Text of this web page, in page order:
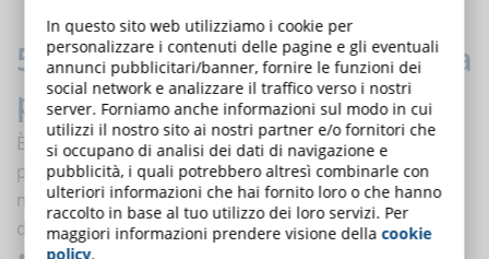
5 buoni motivi per organizzare la
prevendita di un corso online
È possibile ricevere degli ordini per un corso online
prima di finirlo? La risposta è che non solo è possibile,
ma anche necessario, se si vuole trarre il massimo
dall’e-learning.
In questo sito web utilizziamo i cookie per
personalizzare i contenuti delle pagine e gli eventuali
annunci pubblicitari/banner, fornire le funzioni dei
social network e analizzare il traffico verso i nostri
server. Forniamo anche informazioni sul modo in cui
utilizzi il nostro sito ai nostri partner e/o fornitori che
si occupano di analisi dei dati di navigazione e
pubblicità, i quali potrebbero altresì combinarle con
ulteriori informazioni che hai fornito loro o che hanno
raccolto in base al tuo utilizzo dei loro servizi. Per
maggiori informazioni prendere visione dellacookie
policy.